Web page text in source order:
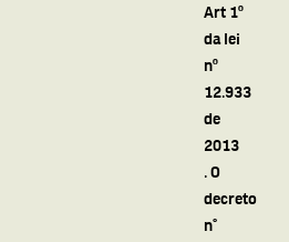
Art 1º
da lei
nº
12.933
de
2013
. O
decreto
n°